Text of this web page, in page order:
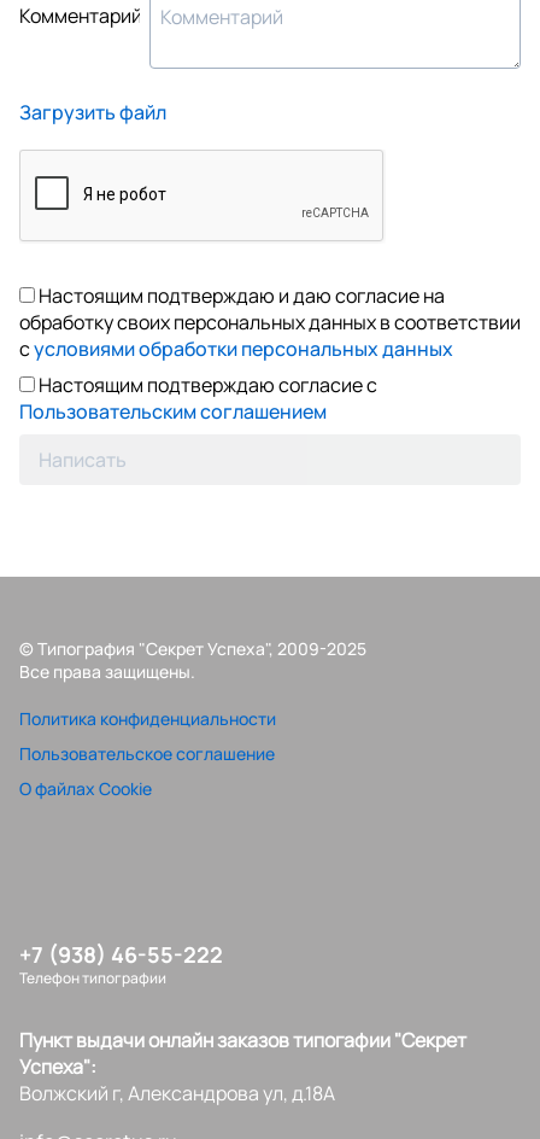
Комментарий
Загрузить файл
Настоящим подтверждаю и даю согласие на
обработку своих персональных данных в соответствии
сусловиями обработки персональных данных
Настоящим подтверждаю согласие с
Пользовательским соглашением
Написать
© Типография "Секрет Успеха", 2009-2025
Все права защищены.
Политика конфиденциальности
Пользовательское соглашение
О файлах Cookie
+7 (938) 46-55-222
Телефон типографии
Пункт выдачи онлайн заказов типогафии "Секрет
Успеха":
Волжский г, Александрова ул, д.18А